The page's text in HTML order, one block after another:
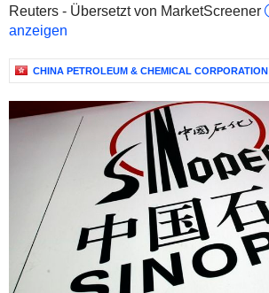
Reuters - Übersetzt von MarketScreener
anzeigen
CHINA PETROLEUM & CHEMICAL CORPORATION